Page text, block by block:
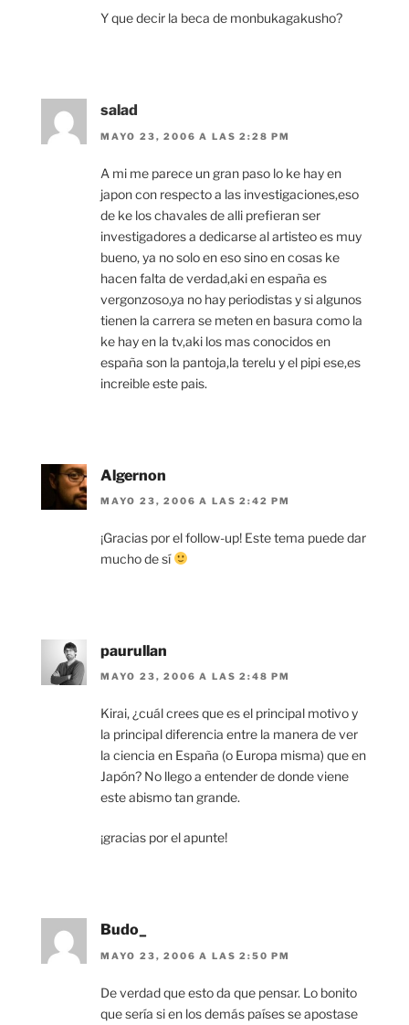
Y que decir la beca de monbukagakusho?
salad
MAYO 23, 2006 A LAS 2:28 PM
A mi me parece un gran paso lo ke hay en
japon con respecto a las investigaciones,eso
de ke los chavales de alli prefieran ser
investigadores a dedicarse al artisteo es muy
bueno, ya no solo en eso sino en cosas ke
hacen falta de verdad,aki en españa es
vergonzoso,ya no hay periodistas y si algunos
tienen la carrera se meten en basura como la
ke hay en la tv,aki los mas conocidos en
españa son la pantoja,la terelu y el pipi ese,es
increible este pais.
Algernon
MAYO 23, 2006 A LAS 2:42 PM
¡Gracias por el follow-up! Este tema puede dar
mucho de sí
paurullan
MAYO 23, 2006 A LAS 2:48 PM
Kirai, ¿cuál crees que es el principal motivo y
la principal diferencia entre la manera de ver
la ciencia en España (o Europa misma) que en
Japón? No llego a entender de donde viene
este abismo tan grande.
¡gracias por el apunte!
Budo_
MAYO 23, 2006 A LAS 2:50 PM
De verdad que esto da que pensar. Lo bonito
que sería si en los demás países se apostase